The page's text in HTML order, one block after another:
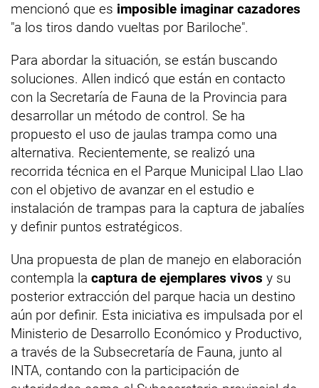
mencionó que es imposible imaginar cazadores
"a los tiros dando vueltas por Bariloche".
Para abordar la situación, se están buscando
soluciones. Allen indicó que están en contacto
con la Secretaría de Fauna de la Provincia para
desarrollar un método de control. Se ha
propuesto el uso de jaulas trampa como una
alternativa. Recientemente, se realizó una
recorrida técnica en el Parque Municipal Llao Llao
con el objetivo de avanzar en el estudio e
instalación de trampas para la captura de jabalíes
y definir puntos estratégicos.
Una propuesta de plan de manejo en elaboración
contempla la captura de ejemplares vivos y su
posterior extracción del parque hacia un destino
aún por definir. Esta iniciativa es impulsada por el
Ministerio de Desarrollo Económico y Productivo,
a través de la Subsecretaría de Fauna, junto al
INTA, contando con la participación de